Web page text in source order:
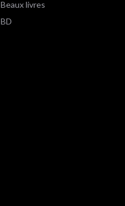
Beaux livres
BD